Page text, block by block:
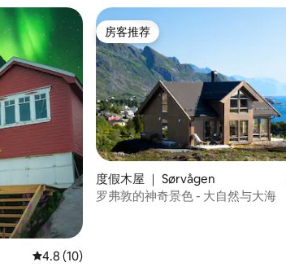
价
平均评分 4.8 分（满分 5 分），共 10 条评价
4.8 (10)
房客推荐
房客推荐
度假木屋 ｜ Sørvågen
罗弗敦的神奇景色 - 大自然与大海